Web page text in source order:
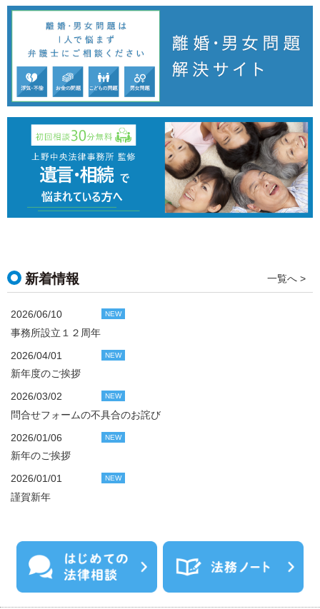
新着情報 一覧へ >
2026/06/10 NEW
事務所設立１２周年
2026/04/01 NEW
新年度のご挨拶
2026/03/02 NEW
問合せフォームの不具合のお詫び
2026/01/06 NEW
新年のご挨拶
2026/01/01 NEW
謹賀新年